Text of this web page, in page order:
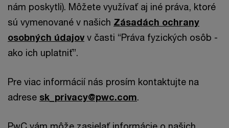
nám poskytli). Môžete využívať aj iné práva, ktoré
sú vymenované v našich Zásadách ochrany
osobných údajov v časti “Práva fyzických osôb -
ako ich uplatniť”.
Pre viac informácií nás prosím kontaktujte na
adrese sk_privacy@pwc.com.